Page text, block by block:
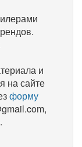
и
на сайте
форму